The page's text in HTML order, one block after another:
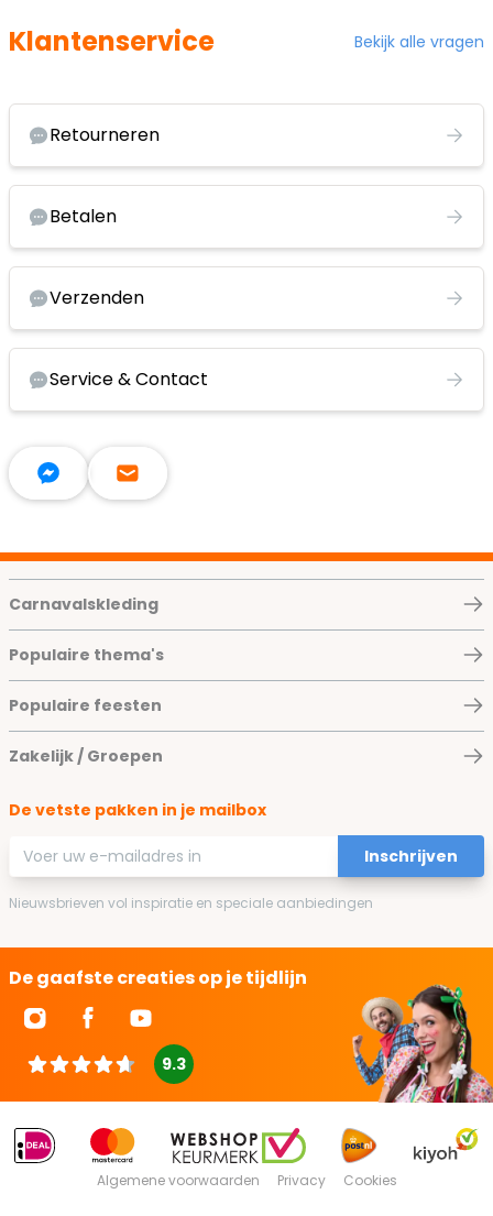
Klantenservice Bekijk alle vragen
Retourneren
Betalen
Verzenden
Service & Contact
Carnavalskleding
Populaire thema's
Populaire feesten
Zakelijk / Groepen
De vetste pakken in je mailbox
E-mailadres
Inschrijven
Nieuwsbrieven vol inspiratie en speciale aanbiedingen
De gaafste creaties op je tijdlijn
9.3
Algemene voorwaarden Privacy Cookies